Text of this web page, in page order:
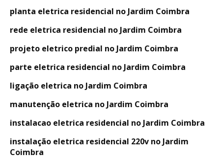
planta eletrica residencial no Jardim Coimbra
rede eletrica residencial no Jardim Coimbra
projeto eletrico predial no Jardim Coimbra
parte eletrica residencial no Jardim Coimbra
ligação eletrica no Jardim Coimbra
manutenção eletrica no Jardim Coimbra
instalacao eletrica residencial no Jardim Coimbra
instalação eletrica residencial 220v no Jardim
Coimbra